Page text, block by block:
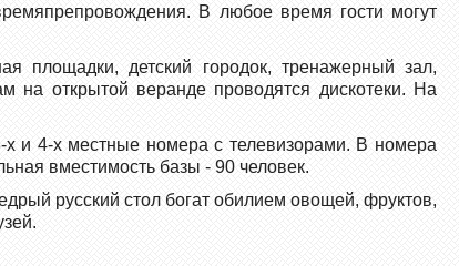
В любое время гости могут
площадки, детский городок, тренажерный зал,
на открытой веранде проводятся дискотеки. На
и 4-х местные номера с телевизорами. В номера
вместимость базы - 90 человек.
русский стол богат обилием овощей, фруктов,